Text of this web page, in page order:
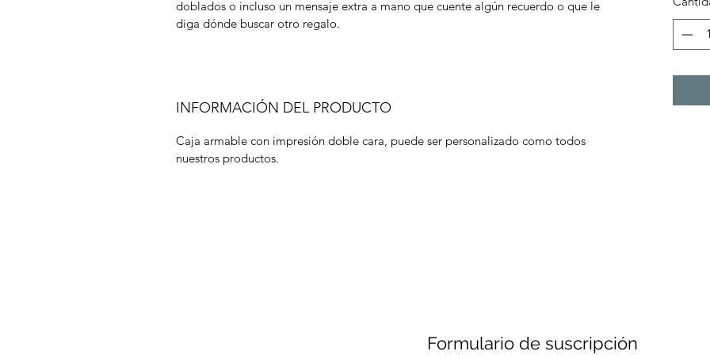
doblados o incluso un mensaje extra a mano que cuente algún recuerdo o que le
diga dónde buscar otro regalo.
INFORMACIÓN DEL PRODUCTO
Caja armable con impresión doble cara, puede ser personalizado como todos
nuestros productos.
Formulario de suscripción